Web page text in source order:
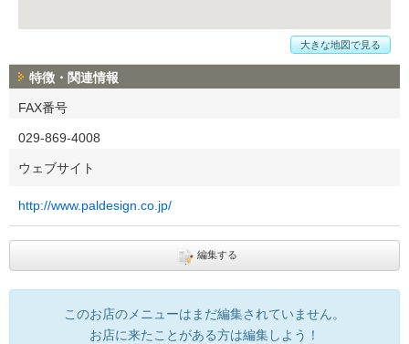
大きな地図で見る
特徴・関連情報
FAX番号
029-869-4008
ウェブサイト
http://www.paldesign.co.jp/
編集する
このお店のメニューはまだ編集されていません。
お店に来たことがある方は編集しよう！